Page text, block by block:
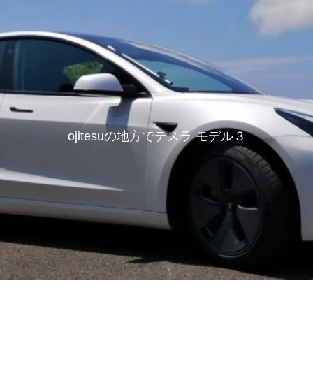
ojitesuの地方でテスラ モデル３